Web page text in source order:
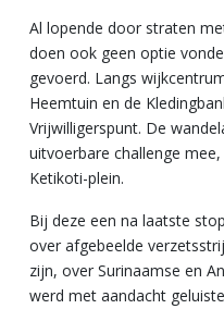
Al lopende door straten
doen ook geen optie
gevoerd. Langs
Heemtuin en de
Vrijwilligerspunt. De
uitvoerbare challenge
Ketikoti-plein.
Bij deze een na laatste
over afgebeelde
zijn, over Surinaamse en
werd met aandacht